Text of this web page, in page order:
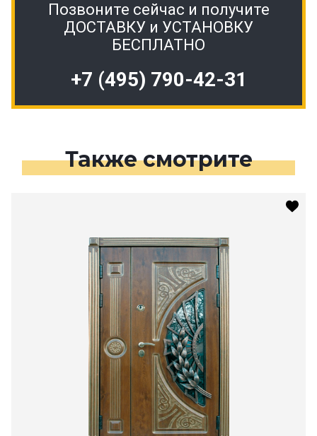
Позвоните сейчас и получите
ДОСТАВКУ и УСТАНОВКУ
БЕСПЛАТНО
+7 (495) 790-42-31
Также смотрите